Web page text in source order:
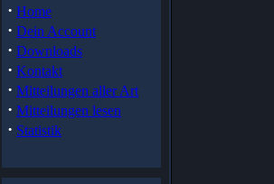
· Home
· Dein Account
· Downloads
· Kontakt
· Mitteilungen aller Art
· Mitteilungen lesen
· Statistik